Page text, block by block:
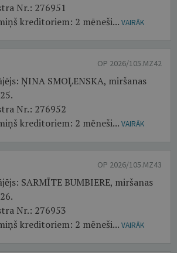
Nr.: 276951
kreditoriem: 2 mēneši... VAIRĀK
OP 2026/105.MZ42
ŅINA SMOĻENSKA, miršanas
Nr.: 276952
kreditoriem: 2 mēneši... VAIRĀK
OP 2026/105.MZ43
SARMĪTE BUMBIERE, miršanas
Nr.: 276953
kreditoriem: 2 mēneši... VAIRĀK